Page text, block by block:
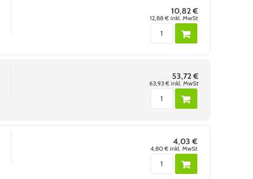
10,82 €
12,88 € inkl. MwSt
53,72 €
63,93 € inkl. MwSt
4,03 €
4,80 € inkl. MwSt